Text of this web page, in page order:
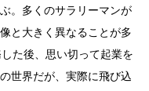
。多くのサラリーマンが
と大きく異なることが多
た後、思い切って起業を
世界だが、実際に飛び込